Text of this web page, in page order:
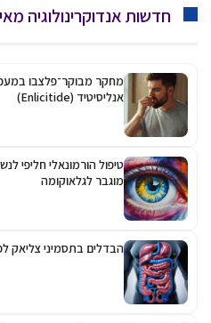
חדשות אנדוקרינולוגיה
אנליסיטיד (Enlicitide)
טיפול הורמונאלי חליפי
מוגבר לגלאוקומה
הבדלים בתסמיני צליאק